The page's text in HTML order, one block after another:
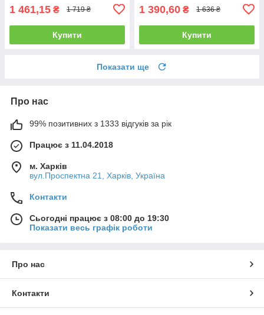
1 461,15 ₴ 1 719 ₴
Купити
1 390,60 ₴ 1 636 ₴
Купити
Показати ще
Про нас
99% позитивних з 1333 відгуків за рік
Працює з 11.04.2018
м. Харків
вул.Проспектна 21, Харків, Україна
Контакти
Сьогодні працює з 08:00 до 19:30
Показати весь графік роботи
Про нас
Контакти